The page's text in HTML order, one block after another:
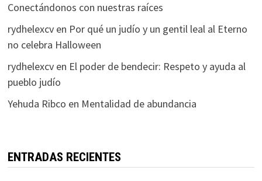
Conectándonos con nuestras raíces
rydhelexcven Por qué un judío y un gentil leal al Eterno
no celebra Halloween
rydhelexcven El poder de bendecir: Respeto y ayuda al
pueblo judío
Yehuda Ribco en Mentalidad de abundancia
ENTRADAS RECIENTES